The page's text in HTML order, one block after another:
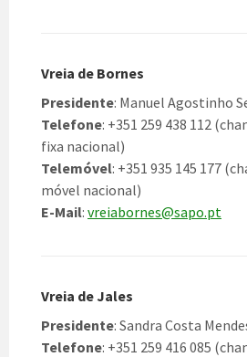
Vreia de Bornes
Presidente: Manuel Agostinho
Telefone: +351 259 438 112
fixa nacional)
Telemóvel: +351 935 145 177
móvel nacional)
E-Mail: vreiabornes@sapo.pt
Vreia de Jales
Presidente: Sandra Costa
Telefone: +351 259 416 085